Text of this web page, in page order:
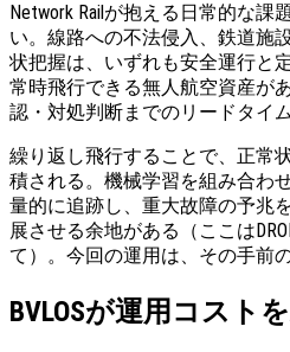
Network Railが抱える日常的な課
い。線路への不法侵入、鉄道施
状把握は、いずれも安全運行と
常時飛行できる無人航空資産が
認・対処判断までのリードタイ
繰り返し飛行することで、正常
積される。機械学習を組み合わ
量的に追跡し、重大故障の予兆
展させる余地がある（ここは
て）。今回の運用は、その手前
BVLOSが運用コスト